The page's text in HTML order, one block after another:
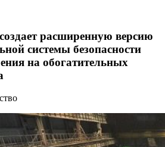
расширенную версию
системы безопасности
на обогатительных